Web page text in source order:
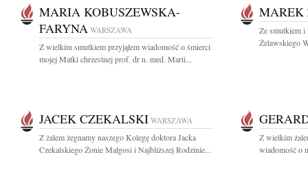
MARIA KOBUSZEWSKA-
FARYNA WARSZAWA
Z wielkim smutkiem przyjąłem wiadomość o śmierci
mojej Matki chrzestnej prof. dr n. med. Marii...
MAREK
Ze smutkiem i
Żelawskiego
JACEK CZEKALSKI WARSZAWA
Z żalem żegnamy naszego Kolegę doktora Jacka
Czekalskiego Żonie Małgosi i Najbliższej Rodzinie...
Z wielkim
wiadomość o